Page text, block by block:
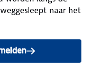
naar het